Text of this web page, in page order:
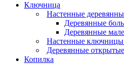
Ключница
Настенные
Деревянные
Деревянные
Настенные
Деревянные
Копилка